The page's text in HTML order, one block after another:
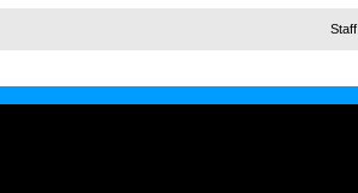
Staff